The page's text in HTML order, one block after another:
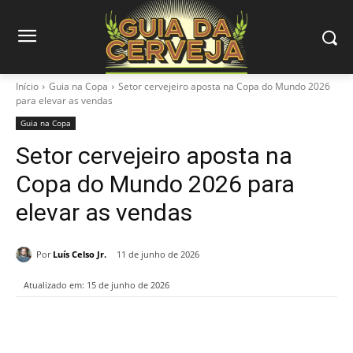
Início Guia na Copa
Setor cervejeiro aposta na Copa do Mundo 2026
para elevar as vendas
Guia na Copa
Setor cervejeiro aposta na
Copa do Mundo 2026 para
elevar as vendas
Por Luís Celso Jr. 11 de junho de 2026
Atualizado em: 15 de junho de 2026